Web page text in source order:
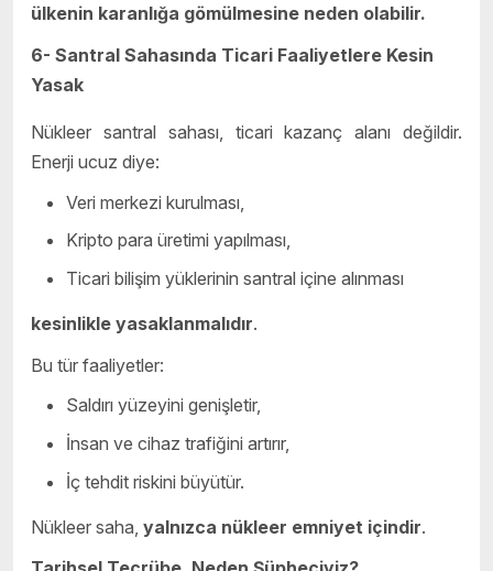
ülkenin karanlığa gömülmesine neden olabilir.
6- Santral Sahasında Ticari Faaliyetlere Kesin
Yasak
Nükleer santral sahası, ticari kazanç alanı değildir.
Enerji ucuz diye:
Veri merkezi kurulması,
Kripto para üretimi yapılması,
Ticari bilişim yüklerinin santral içine alınması
kesinlikle yasaklanmalıdır.
Bu tür faaliyetler:
Saldırı yüzeyini genişletir,
İnsan ve cihaz trafiğini artırır,
İç tehdit riskini büyütür.
Nükleer saha, yalnızca nükleer emniyet içindir.